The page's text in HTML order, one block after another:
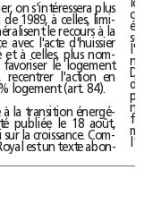
Pour les professionnels de l'immobilier, on s'intéressera plus
en détail aux modifications de la loi de 1989, à celles, limi-
tées, des baux commerciaux qui généralisent le recours à la
lettre recommandée en concurrence avec l'acte d'huissier
(art. 207), à celles de la copropriété et à celles, plus nom-
breuses, du droit de l'urbanisme : favoriser le logement
intermédiaire (art. 72 et suivants), recentrer l'action en
a loi de du 17août 2015 relative à la transition énergé-
tique pour la croissance verte a été publiée le 18 août,
quelques jours seulement après la loi sur la croissance. Com-
me la loi Macron, la loi de Ségolène Royal est un texte abon-